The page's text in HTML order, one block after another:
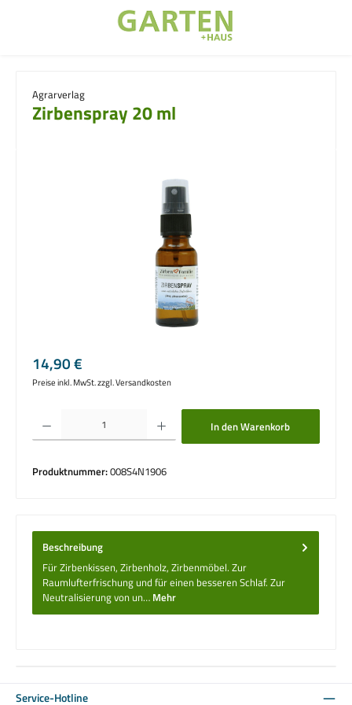
Agrarverlag
Zirbenspray 20 ml
Regulärer Preis:
14,90 €
Preise inkl. MwSt. zzgl. Versandkosten
Produkt Anzahl: Gib den gewünschten Wert ein oder benutze die Schaltflächen um
In den Warenkorb
Produktnummer:008S4N1906
Beschreibung
Für Zirbenkissen, Zirbenholz, Zirbenmöbel. Zur
Raumlufterfrischung und für einen besseren Schlaf. Zur
Neutralisierung von un… Mehr
Service-Hotline